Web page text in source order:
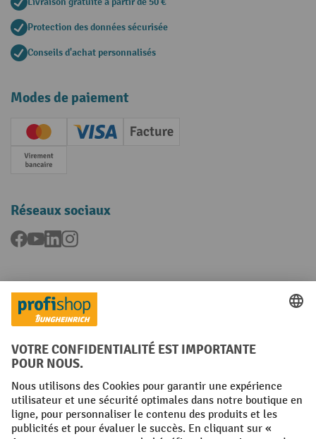
Protection des données sécurisée
Conseils d'achat personnalisés
Modes de paiement
Creditcard (Master)Creditcard (Visa)
Facture
Paiement anticipé
Réseaux sociaux
Facebook
YouTubeLinkedInInstagram
Langues
FR NL
Conditions générales Mentions légales
Protection des Données Politique de cookies